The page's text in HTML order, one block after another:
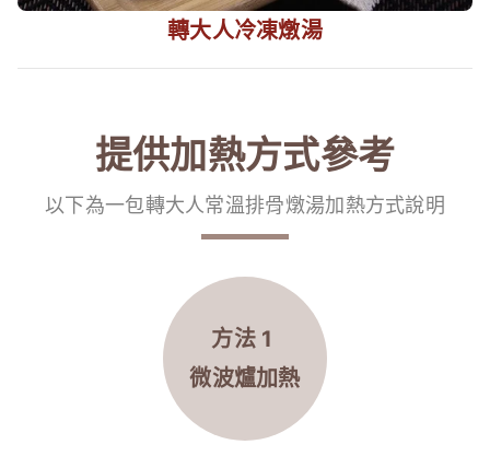
轉大人冷凍燉湯
提供加熱方式參考
以下為一包轉大人常溫排骨燉湯加熱方式說明
方法 1
微波爐加熱